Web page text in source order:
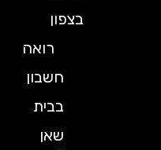
בצפון
רואה
חשבון
בבית